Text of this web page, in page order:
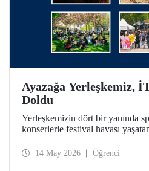
Ayazağa Yerleşkemiz,
Doldu
Yerleşkemizin dört bir yanında
konserlerle festival havası
14 May 2026 Öğrenci